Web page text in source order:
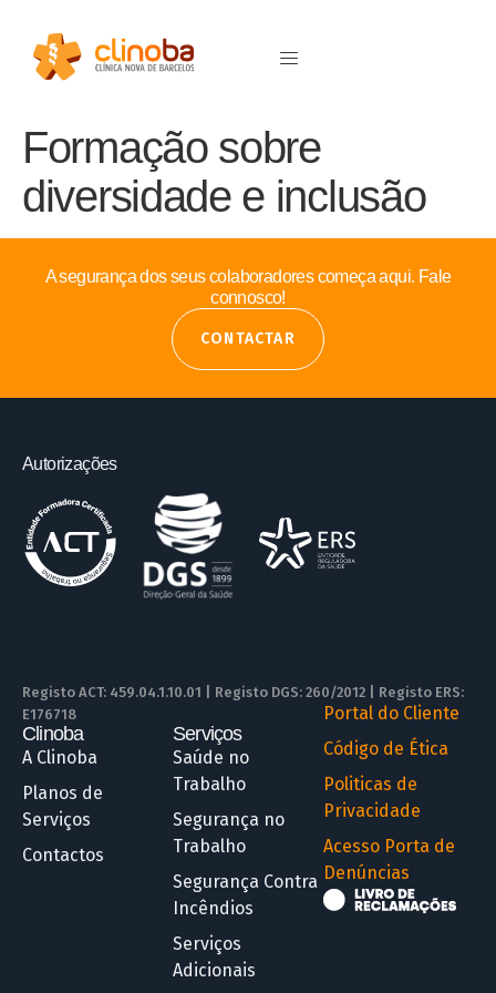
Formação sobre
diversidade e inclusão
A segurança dos seus colaboradores começa aqui. Fale
connosco!
CONTACTAR
Autorizações
Registo ACT: 459.04.1.10.01 | Registo DGS: 260/2012 | Registo ERS:
E176718
Clinoba
A Clinoba
Planos de
Serviços
Contactos
Serviços
Saúde no
Trabalho
Segurança no
Trabalho
Segurança Contra
Incêndios
Serviços
Adicionais
Portal do Cliente
Código de Ética
Politicas de
Privacidade
Acesso Porta de
Denúncias